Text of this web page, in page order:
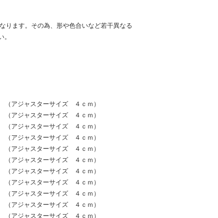
ます。その為、形や色合いなど若干異なる
アジャスターサイズ ４ｃｍ）
アジャスターサイズ ４ｃｍ）
アジャスターサイズ ４ｃｍ）
アジャスターサイズ ４ｃｍ）
アジャスターサイズ ４ｃｍ）
アジャスターサイズ ４ｃｍ）
アジャスターサイズ ４ｃｍ）
アジャスターサイズ ４ｃｍ）
アジャスターサイズ ４ｃｍ）
アジャスターサイズ ４ｃｍ）
アジャスターサイズ ４ｃｍ）